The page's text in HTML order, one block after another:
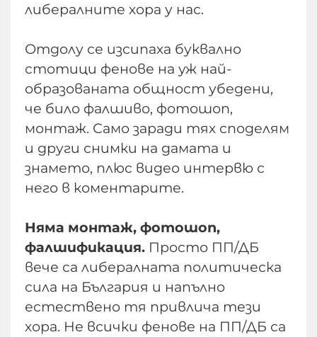
либералните хора у нас.
Отдолу се изсипаха буквално
стотици фенове на уж най-
образованата общност убедени,
че било фалшиво, фотошоп,
монтаж. Само заради тях споделям
и други снимки на дамата и
знамето, плюс видео интервю с
него в коментарите.
Няма монтаж, фотошоп,
фалшификация. Просто ПП/ДБ
вече са либералната политическа
сила на България и напълно
естествено тя привлича тези
хора. Не всички фенове на ПП/ДБ са